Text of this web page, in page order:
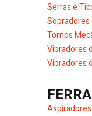
Serras e
Tornos
Vibradores
Vibradores
Aspiradores